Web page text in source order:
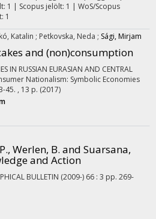
1 | Scopus jelölt: 1 | WoS/Scopus
1
Katalin ; Petkovska, Neda ; Sági, Mirjam
and (non)consumption
IN RUSSIAN EURASIAN AND CENTRAL
Nationalism: Symbolic Economies
45. , 13 p. (2017)
Werlen, B. and Suarsana,
and Action
BULLETIN (2009-) 66 : 3 pp. 269-